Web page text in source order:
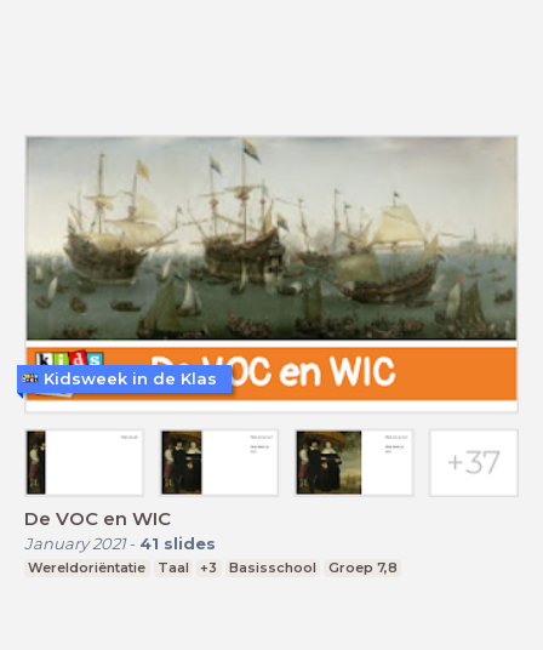
De VOC en WIC
January 2021- 41 slides
Wereldoriëntatie Taal +3 Basisschool Groep 7,8
Kidsweek in de Klas